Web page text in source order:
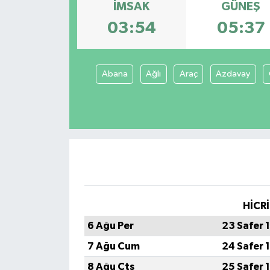
İMSAK
03:54
GÜNEŞ
05:37
Abana Ağlı Araç Azdavay
HİCRİ
6 Ağu Per
23 Safer
7 Ağu Cum
24 Safer
8 Ağu Cts
25 Safer
Teknoloji
Tokat Haberleri